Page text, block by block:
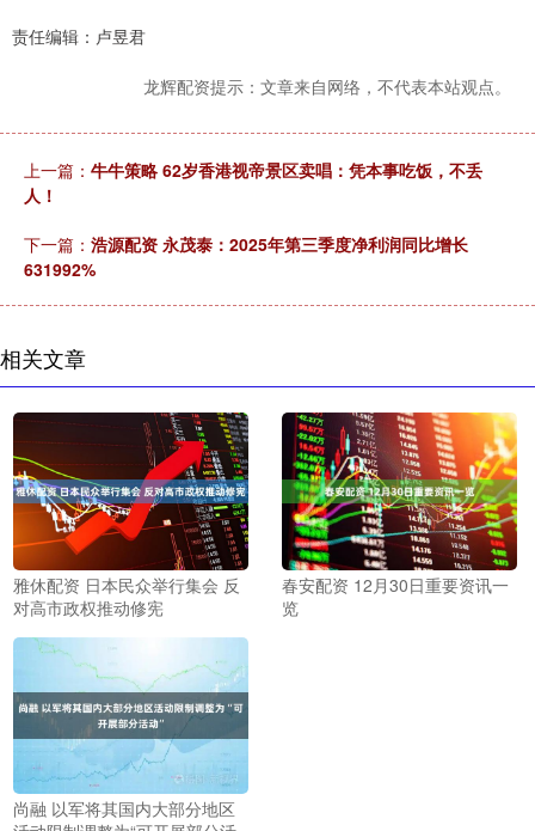
责任编辑：卢昱君
龙辉配资提示：文章来自网络，不代表本站观点。
上一篇： 牛牛策略 62岁香港视帝景区卖唱：凭本事吃饭，不丢
人！
下一篇： 浩源配资 永茂泰：2025年第三季度净利润同比增长
631992%
相关文章
雅休配资 日本民众举行集会 反
对高市政权推动修宪
春安配资 12月30日重要资讯一
览
尚融 以军将其国内大部分地区